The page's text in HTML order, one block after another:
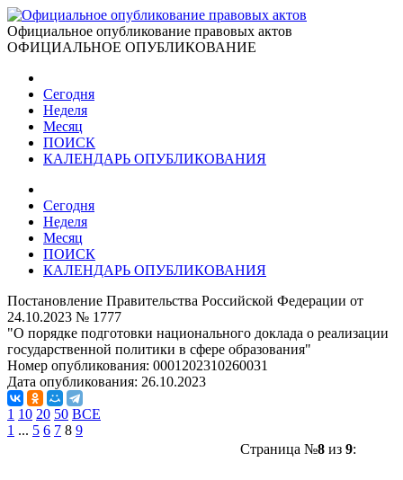
Официальное опубликование правовых актов
ОФИЦИАЛЬНОЕ ОПУБЛИКОВАНИЕ
Сегодня
Неделя
Месяц
ПОИСК
КАЛЕНДАРЬ ОПУБЛИКОВАНИЯ
Сегодня
Неделя
Месяц
ПОИСК
КАЛЕНДАРЬ ОПУБЛИКОВАНИЯ
Постановление Правительства Российской Федерации от
24.10.2023 № 1777
"О порядке подготовки национального доклада о реализации
государственной политики в сфере образования"
Номер опубликования: 0001202310260031
Дата опубликования: 26.10.2023
1 10 20 50 ВСЕ
1 ... 5 6 7 8 9
Страница №8из 9: